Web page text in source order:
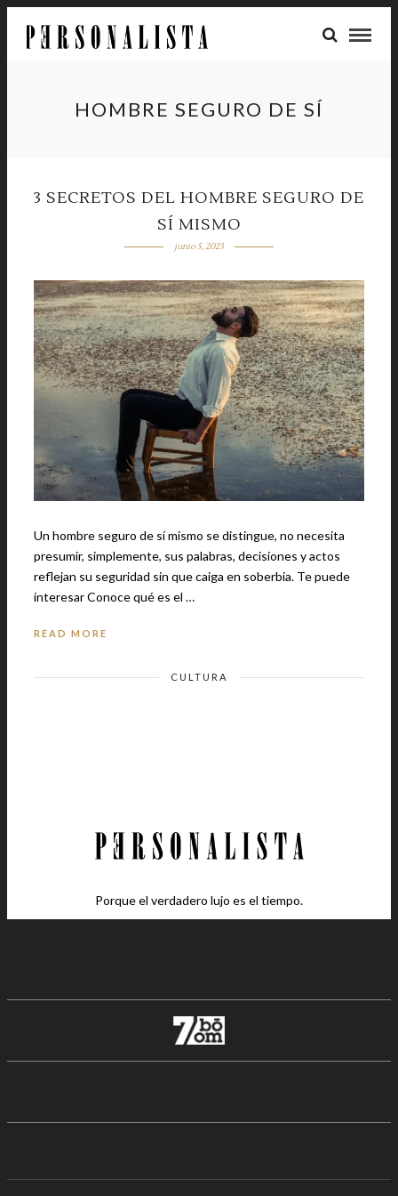
HOMBRE SEGURO DE SÍ
3 SECRETOS DEL HOMBRE SEGURO DE
SÍ MISMO
junio 5, 2023
Un hombre seguro de sí mismo se distingue, no necesita
presumir, simplemente, sus palabras, decisiones y actos
reflejan su seguridad sin que caiga en soberbia. Te puede
interesar Conoce qué es el …
READ MORE
CULTURA
Porque el verdadero lujo es el tiempo.